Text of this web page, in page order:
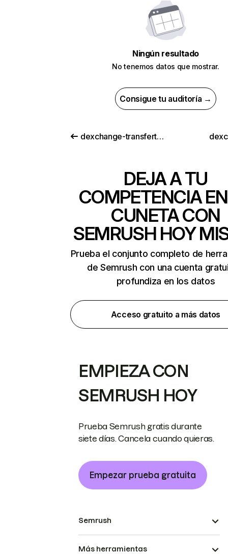
Ningún resultado
No tenemos datos que mostrar.
Consigue tu auditoría →
dexchange-transfert.com
DEJA A TU
COMPETENCIA
CUNETA CON
SEMRUSH HOY
Prueba el conjunto completo de
de Semrush con una cuenta
profundiza en los datos
Acceso gratuito a más datos
EMPIEZA CON
SEMRUSH HOY
Prueba Semrush gratis durante
siete días. Cancela cuando quieras.
Empezar prueba gratuita
Semrush
Más herramientas